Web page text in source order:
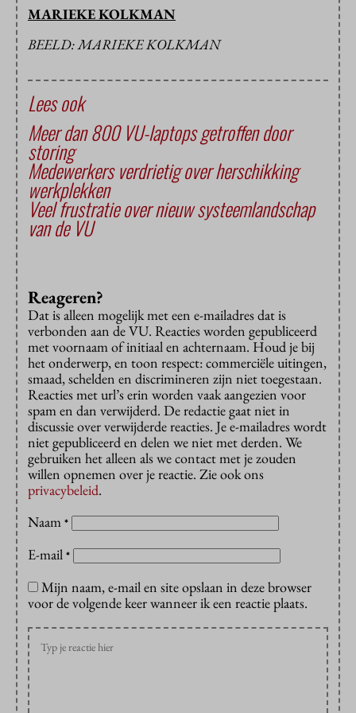
MARIEKE KOLKMAN
BEELD: MARIEKE KOLKMAN
Lees ook
Meer dan 800 VU-laptops getroffen door
storing
Medewerkers verdrietig over herschikking
werkplekken
Veel frustratie over nieuw systeemlandschap
van de VU
Reageren?
Dat is alleen mogelijk met een e-mailadres dat is
verbonden aan de VU. Reacties worden gepubliceerd
met voornaam of initiaal en achternaam. Houd je bij
het onderwerp, en toon respect: commerciële uitingen,
smaad, schelden en discrimineren zijn niet toegestaan.
Reacties met url’s erin worden vaak aangezien voor
spam en dan verwijderd. De redactie gaat niet in
discussie over verwijderde reacties. Je e-mailadres wordt
niet gepubliceerd en delen we niet met derden. We
gebruiken het alleen als we contact met je zouden
willen opnemen over je reactie. Zie ook ons
privacybeleid.
Naam *
E-mail *
Mijn naam, e-mail en site opslaan in deze browser
voor de volgende keer wanneer ik een reactie plaats.